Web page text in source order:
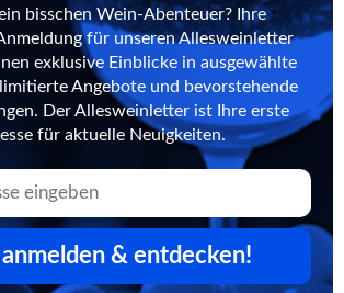
bisschen Wein-Abenteuer? Ihre
für unseren Allesweinletter
exklusive Einblicke in ausgewählte
Angebote und bevorstehende
Der Allesweinletter ist Ihre erste
für aktuelle Neuigkeiten.
& entdecken!